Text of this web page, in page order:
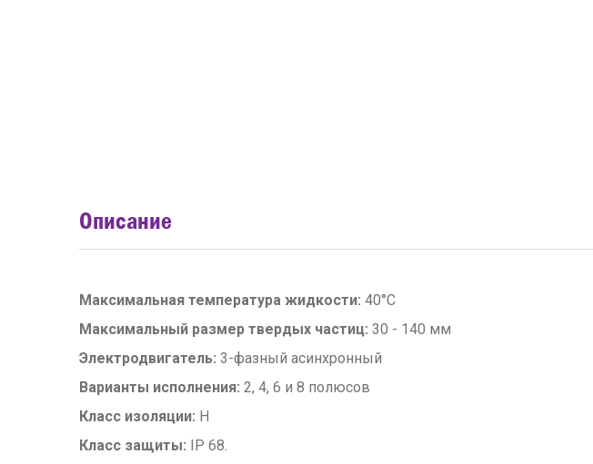
Описание
Максимальная температура жидкости: 40°C
Максимальный размер твердых частиц: 30 - 140 мм
Электродвигатель: 3-фазный асинхронный
Варианты исполнения: 2, 4, 6 и 8 полюсов
Класс изоляции: Н
Класс защиты: IP 68.